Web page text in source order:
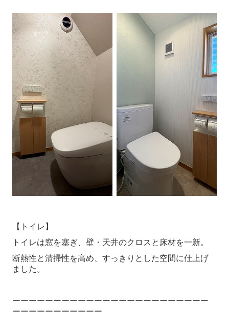
【トイレ】
トイレは窓を塞ぎ、壁・天井のクロスと床材を一新。
断熱性と清掃性を高め、すっきりとした空間に仕上げ
ました。
ーーーーーーーーーーーーーーーーーーーーーーーー
ーーーーーーーーーーー